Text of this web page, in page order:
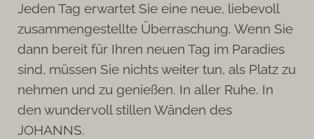
Jeden Tag erwartet Sie eine neue, liebevoll
zusammengestellte Überraschung. Wenn Sie
dann bereit für Ihren neuen Tag im Paradies
sind, müssen Sie nichts weiter tun, als Platz zu
nehmen und zu genießen. In aller Ruhe. In
den wundervoll stillen Wänden des
JOHANNS.